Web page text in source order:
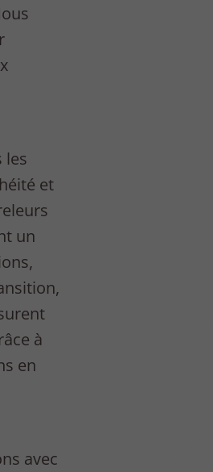
les
et
un
à
en
avec